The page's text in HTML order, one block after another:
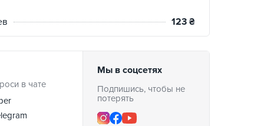
123 ₴
в чате
Мы в соцсетях
Подпишись, чтобы не
потерять